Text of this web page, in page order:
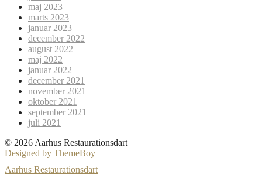
maj 2023
marts 2023
januar 2023
december 2022
august 2022
maj 2022
januar 2022
december 2021
november 2021
oktober 2021
september 2021
juli 2021
© 2026 Aarhus Restaurationsdart
Designed by ThemeBoy
Aarhus Restaurationsdart